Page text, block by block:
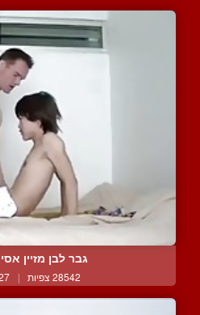
גבר לבן מזיין
28542 צפיות |
27